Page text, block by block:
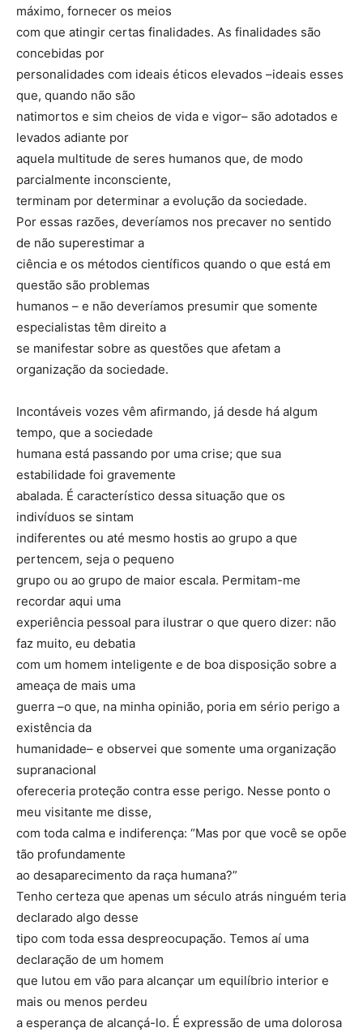
máximo, fornecer os meios
com que atingir certas finalidades. As finalidades são
concebidas por
personalidades com ideais éticos elevados –ideais esses
que, quando não são
natimortos e sim cheios de vida e vigor– são adotados e
levados adiante por
aquela multitude de seres humanos que, de modo
parcialmente inconsciente,
terminam por determinar a evolução da sociedade.
Por essas razões, deveríamos nos precaver no sentido
de não superestimar a
ciência e os métodos científicos quando o que está em
questão são problemas
humanos – e não deveríamos presumir que somente
especialistas têm direito a
se manifestar sobre as questões que afetam a
organização da sociedade.
Incontáveis vozes vêm afirmando, já desde há algum
tempo, que a sociedade
humana está passando por uma crise; que sua
estabilidade foi gravemente
abalada. É característico dessa situação que os
indivíduos se sintam
indiferentes ou até mesmo hostis ao grupo a que
pertencem, seja o pequeno
grupo ou ao grupo de maior escala. Permitam-me
recordar aqui uma
experiência pessoal para ilustrar o que quero dizer: não
faz muito, eu debatia
com um homem inteligente e de boa disposição sobre a
ameaça de mais uma
guerra –o que, na minha opinião, poria em sério perigo a
existência da
humanidade– e observei que somente uma organização
supranacional
ofereceria proteção contra esse perigo. Nesse ponto o
meu visitante me disse,
com toda calma e indiferença: “Mas por que você se opõe
tão profundamente
ao desaparecimento da raça humana?”
Tenho certeza que apenas um século atrás ninguém teria
declarado algo desse
tipo com toda essa despreocupação. Temos aí uma
declaração de um homem
que lutou em vão para alcançar um equilíbrio interior e
mais ou menos perdeu
a esperança de alcançá-lo. É expressão de uma dolorosa